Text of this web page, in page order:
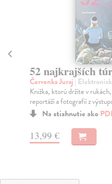
52 najkrajších
Červenka Juraj |
Knižka, ktorú držíte v
reportáží a fotografií z
Na stiahnutie ako
13,99 €